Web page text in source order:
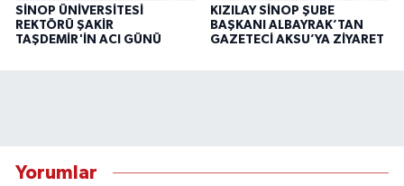
SİNOP ÜNİVERSİTESİ
REKTÖRÜ ŞAKİR
TAŞDEMİR'İN ACI GÜNÜ
KIZILAY SİNOP ŞUBE
BAŞKANI ALBAYRAK’TAN
GAZETECİ AKSU’YA ZİYARET
Yorumlar